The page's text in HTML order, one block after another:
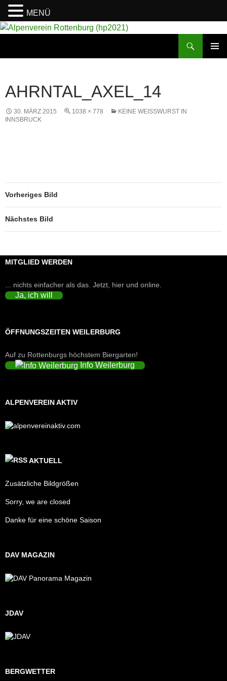
AHRNTAL_AXEL_14
30. MÄRZ 2015 1038 × 778
KEINE WEISSWURST IN I
NNSBRUCK
Vorheriges Bild
Nächstes Bild
MITGLIED WERDEN
... nichts einfacher als das. Jetzt, hier und online.
Ja, ich will
ÖFFNUNGSZEITEN WEILERBURG
Auf zu Rottenburgs höchstem Biergarten!
Info Weilerburg
ALPENVEREIN AKTIV
AKTUELL
Zusätzliche Bildgrößen
Sorry, we are closed
Danke für eine schöne Saison
DAV MAGAZIN
JDAV
BERGWETTER
MENÜ